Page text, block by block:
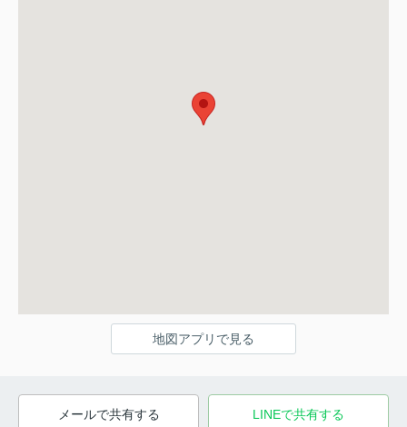
地図アプリで見る
メールで共有する LINEで共有する